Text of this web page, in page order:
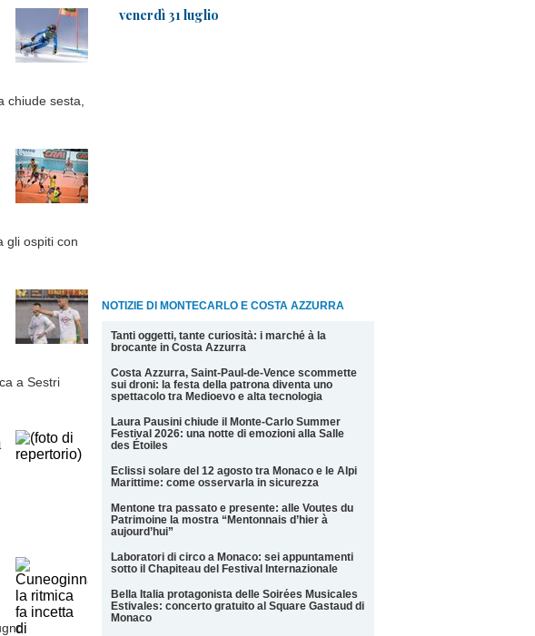
venerdì 31 luglio
NOTIZIE DI MONTECARLO E COSTA AZZURRA
Tanti oggetti, tante curiosità: i marché à la
brocante in Costa Azzurra
Costa Azzurra, Saint-Paul-de-Vence scommette
sui droni: la festa della patrona diventa uno
spettacolo tra Medioevo e alta tecnologia
Laura Pausini chiude il Monte-Carlo Summer
Festival 2026: una notte di emozioni alla Salle
des Étoiles
Eclissi solare del 12 agosto tra Monaco e le Alpi
Marittime: come osservarla in sicurezza
Mentone tra passato e presente: alle Voutes du
Patrimoine la mostra “Mentonnais d’hier à
aujourd’hui”
Laboratori di circo a Monaco: sei appuntamenti
sotto il Chapiteau del Festival Internazionale
Bella Italia protagonista delle Soirées Musicales
Estivales: concerto gratuito al Square Gastaud di
Monaco
chiude sesta,
gli ospiti con
a Sestri